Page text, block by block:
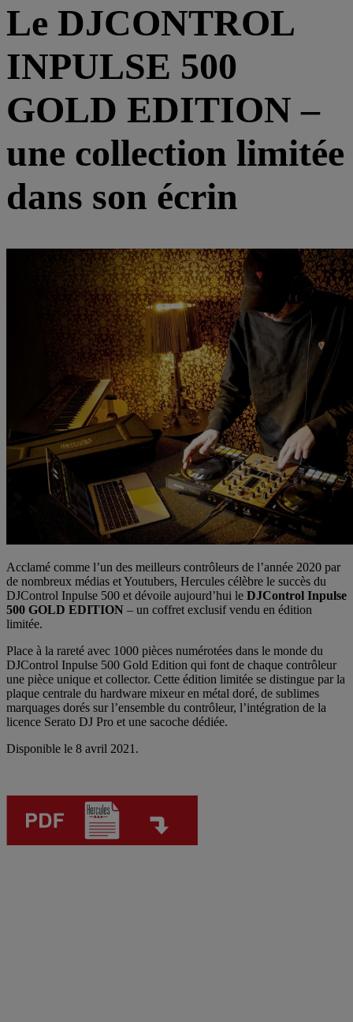
Le DJCONTROL
INPULSE 500
GOLD EDITION –
une collection limitée
dans son écrin
Acclamé comme l’un des meilleurs contrôleurs de l’année 2020 par
de nombreux médias et Youtubers, Hercules célèbre le succès du
DJControl Inpulse 500 et dévoile aujourd’hui le DJControl Inpulse
500 GOLD EDITION – un coffret exclusif vendu en édition
limitée.
Place à la rareté avec 1000 pièces numérotées dans le monde du
DJControl Inpulse 500 Gold Edition qui font de chaque contrôleur
une pièce unique et collector. Cette édition limitée se distingue par la
plaque centrale du hardware mixeur en métal doré, de sublimes
marquages dorés sur l’ensemble du contrôleur, l’intégration de la
licence Serato DJ Pro et une sacoche dédiée.
Disponible le 8 avril 2021.